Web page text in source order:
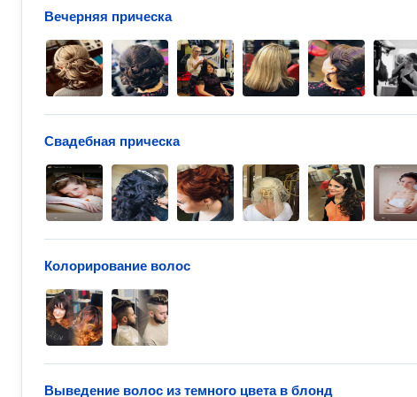
Вечерняя прическа
Свадебная прическа
Колорирование волос
Выведение волос из темного цвета в блонд